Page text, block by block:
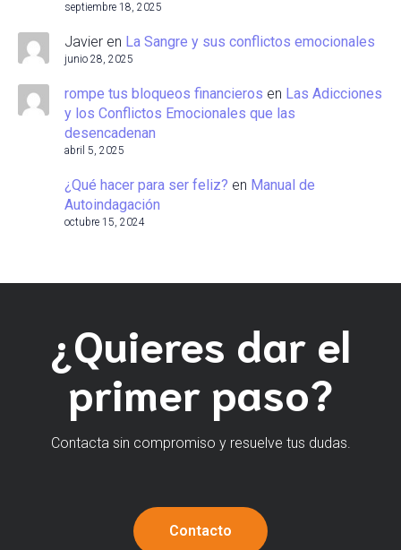
septiembre 18, 2025
Javier en La Sangre y sus conflictos emocionales
junio 28, 2025
rompe tus bloqueos financieros en Las Adicciones
y los Conflictos Emocionales que las
desencadenan
abril 5, 2025
¿Qué hacer para ser feliz? en Manual de
Autoindagación
octubre 15, 2024
¿Quieres dar el
primer paso?
Contacta sin compromiso y resuelve tus dudas.
Contacto